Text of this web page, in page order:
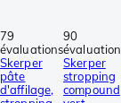
79
évaluations
Skerper
pâte
d'affilage,
90
Skerper
stropping
compound